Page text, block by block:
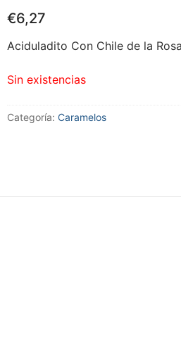
€6,27
Aciduladito Con Chile de la
Sin existencias
Categoría: Caramelos